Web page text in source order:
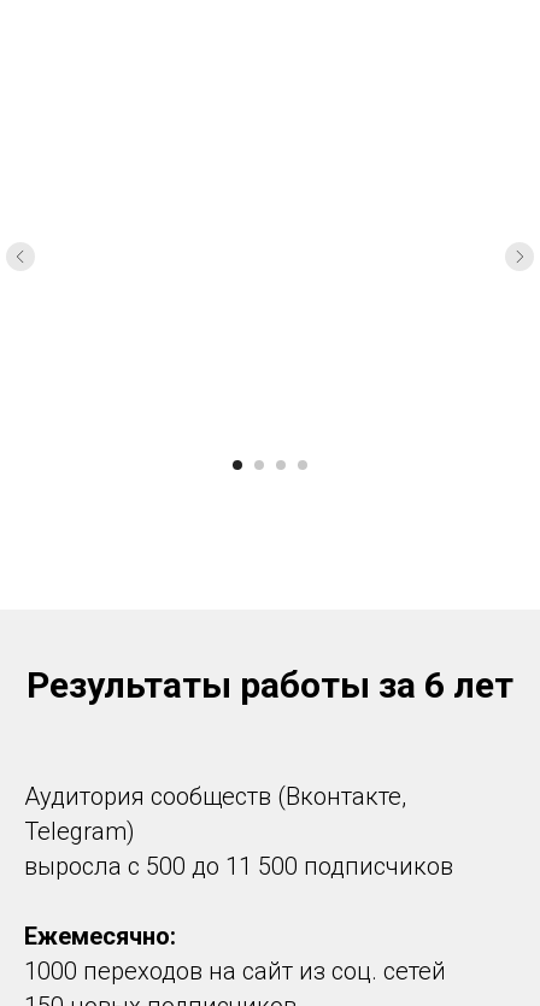
Результаты работы за 6 лет
Аудитория сообществ (Вконтакте,
Telegram)
выросла с 500 до 11 500 подписчиков
Ежемесячно:
1000 переходов на сайт из соц. сетей